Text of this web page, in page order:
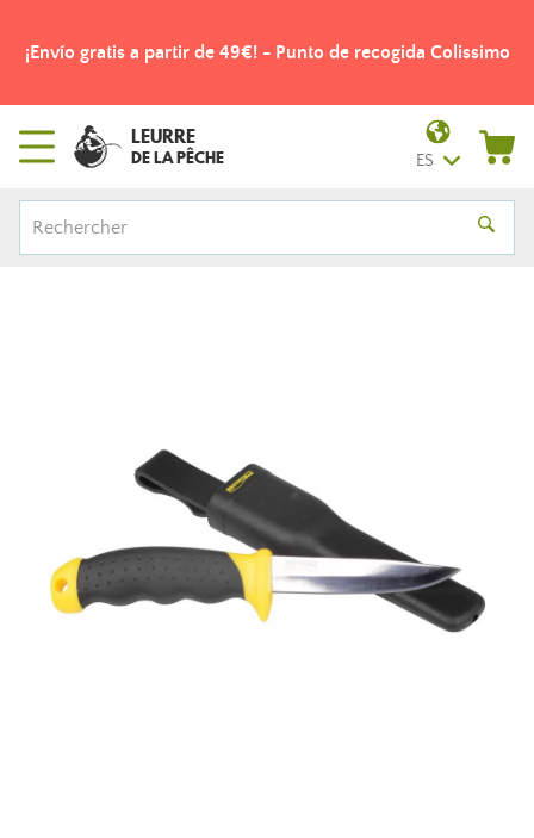
¡Envío gratis a partir de 49€! - Punto de recogida Colissimo
LEURRE
DE LA PÊCHE ES